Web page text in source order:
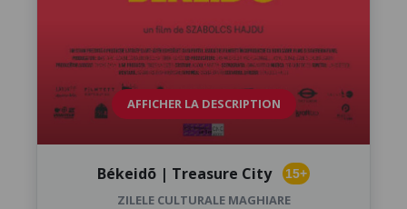
AFFICHER LA DESCRIPTION
Békeidõ | Treasure City 15+
ZILELE CULTURALE MAGHIARE